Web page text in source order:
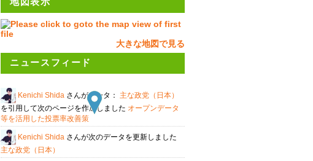
大きな地図で見る
ニュースフィード
Kenichi Shida さんがデータ： 主な政党（日本）
を引用して次のページを作成しました オープンデータ
等を活用した投票率改善策
Kenichi Shida さんが次のデータを更新しました
主な政党（日本）